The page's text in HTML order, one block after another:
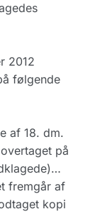
2012
følgende
af 18. dm.
på
fremgår af
kopi